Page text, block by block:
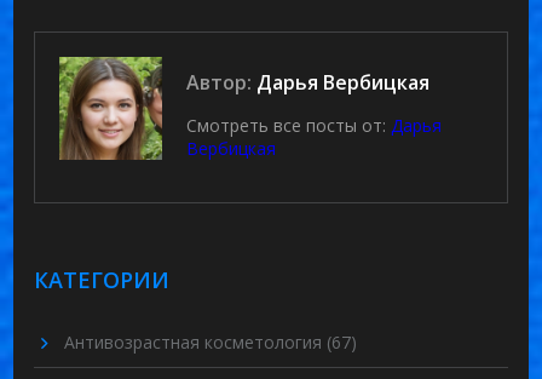
Автор: Дарья Вербицкая
Смотреть все посты от: Дарья
Вербицкая
КАТЕГОРИИ
Антивозрастная косметология (67)